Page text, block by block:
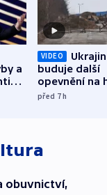
a
VIDEO
buduje další
opevnění na
s Běloruskem
před 7h
obuvnictví,